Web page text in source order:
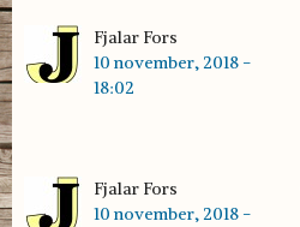
Bildminskning o flytt
Fjalar Fors
10 november, 2018 -
18:02
Om igen
Fjalar Fors
10 november, 2018 -